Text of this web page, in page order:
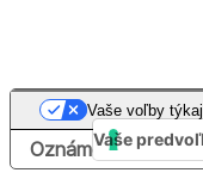
Oznámenie pri
Vaše voľby